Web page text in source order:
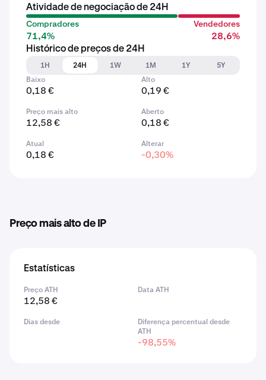
Atividade de negociação de 24H
Compradores
71,4%
Vendedores
28,6%
Histórico de preços de 24H
1H
24H 1W 1M 1Y
5Y
Baixo
0,18 €
Alto
0,19 €
Preço mais alto
12,58 €
Aberto
0,18 €
Atual
0,18 €
Alterar
-0,30%
Preço mais alto de IP
Estatísticas
Preço ATH
12,58 €
Data ATH
Dias desde
Diferença percentual desde
ATH
-98,55%